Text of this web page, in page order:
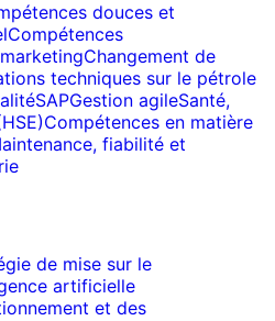
douces et
Compétences
Changement de
techniques sur le pétrole
SAPGestion agileSanté,
Compétences en matière
fiabilité et
de mise sur le
artificielle
et des